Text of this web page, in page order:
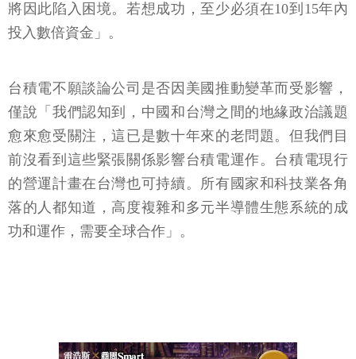
將因此陷入困境。若想成功，至少必須在10到15年內
投入數倍資金」。
台積電不願談論公司是否因美國推動變革而受影響，
僅說「我們認知到，中國和台灣之間的地緣政治議題
愈來愈受關注，這已是數十年來的老問題。但我們目
前沒看到這些緊張關係影響台積電運作。台積電現行
的營運計畫在台灣也可持續。所有國家和科技業各角
落的人都知道，高度複雜和多元半導體生態系統的成
功和運作，需要全球合作」。